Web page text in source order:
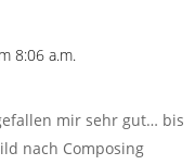
8:06 a.m.
mir sehr gut… bis
nach Composing